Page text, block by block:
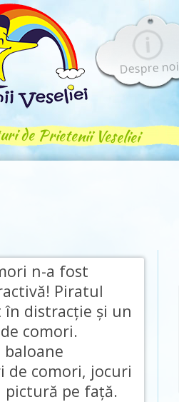
Despre noi
de Prietenii Veseliei
n-a fost
Piratul
distracţie şi un
comori.
de comori, jocuri
pictură pe față.